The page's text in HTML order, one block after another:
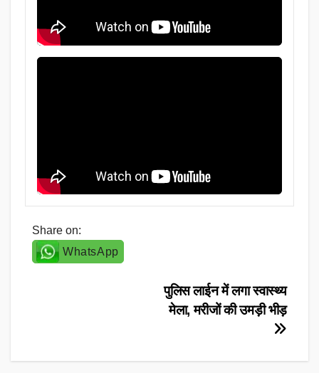
Share on:
WhatsApp
पुलिस लाईन में लगा स्वास्थ्य
मेला, मरीजों की उमड़ी भीड़